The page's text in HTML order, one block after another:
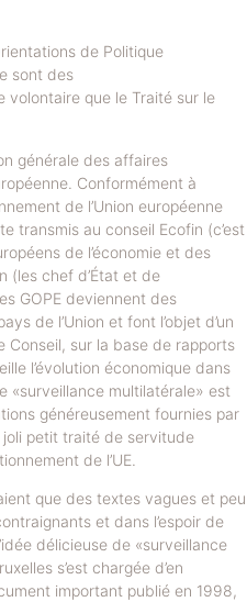
de Politique
sont des
volontaire que le Traité sur le
générale des affaires
Conformément à
de l’Union européenne
transmis au conseil Ecofin (c’est
de l’économie et des
(les chef d’État et de
GOPE deviennent des
de l’Union et font l’objet d’un
Conseil, sur la base de rapports
l’évolution économique dans
«surveillance multilatérale» est
généreusement fournies par
joli petit traité de servitude
de l’UE.
que des textes vagues et peu
et dans l’espoir de
délicieuse de «surveillance
s’est chargée d’en
important publié en 1998,